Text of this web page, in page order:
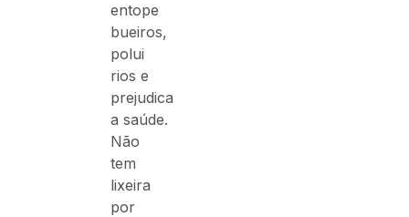
entope
bueiros,
polui
rios e
prejudica
a saúde.
Não
tem
lixeira
por